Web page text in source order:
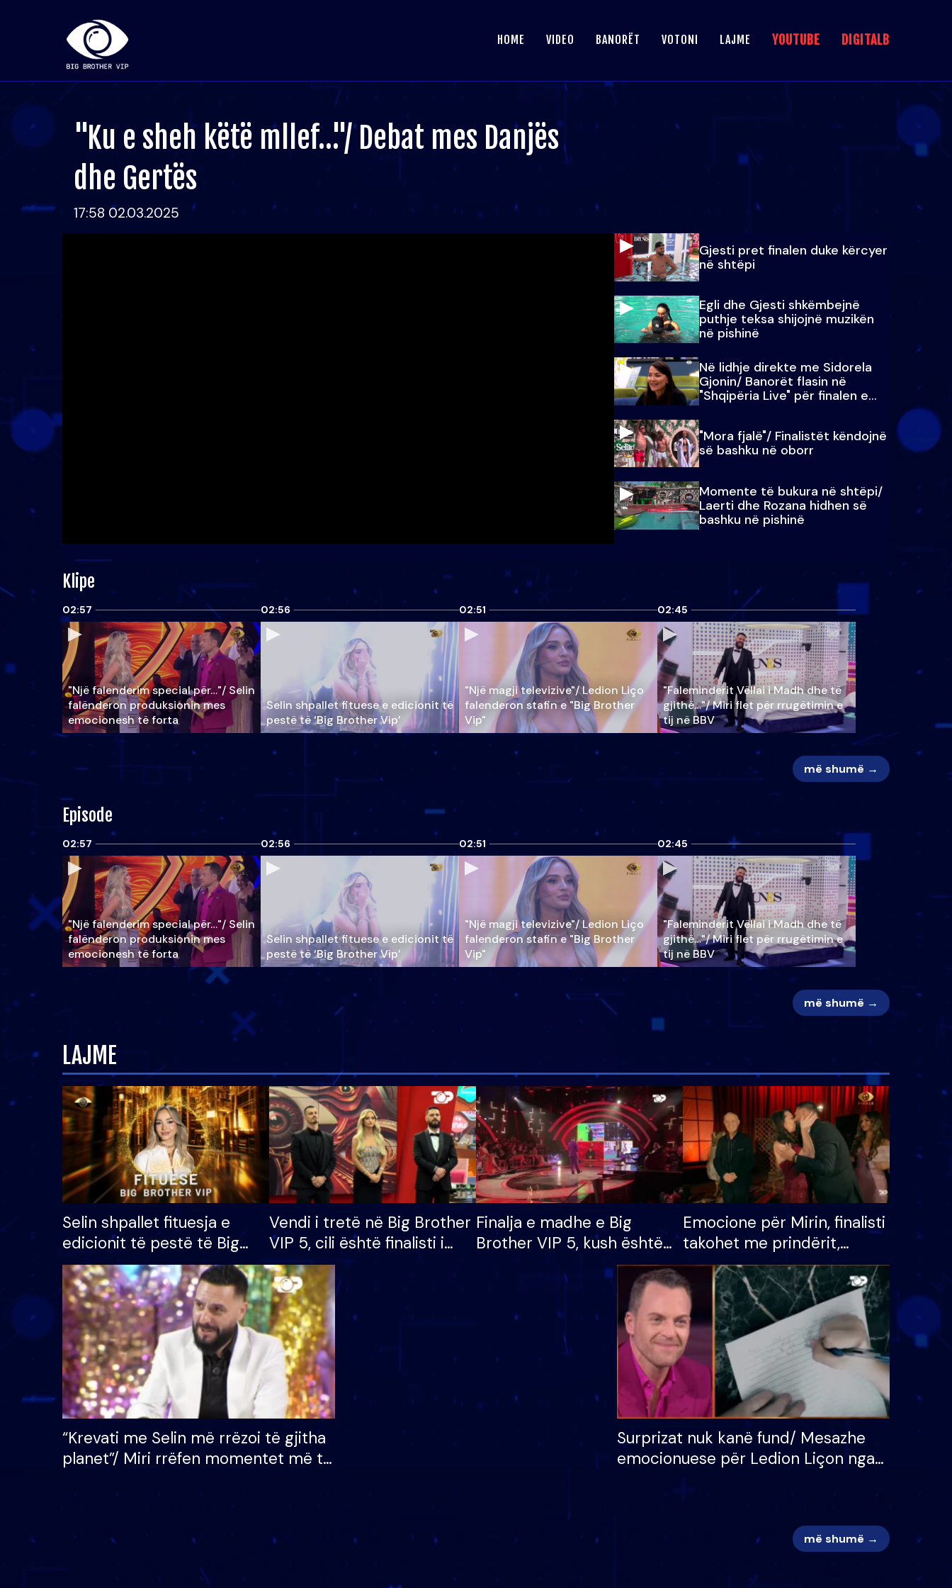
HOME VIDEO BANORËT VOTONI LAJME YOUTUBE DIGITALB
"Ku e sheh këtë mllef…"/ Debat mes Danjës
dhe Gertës
17:58 02.03.2025
Gjesti pret finalen duke kërcyer
në shtëpi
Egli dhe Gjesti shkëmbejnë
puthje teksa shijojnë muzikën
në pishinë
Në lidhje direkte me Sidorela
Gjonin/ Banorët flasin në
"Shqipëria Live" për finalen e
madhe
"Mora fjalë"/ Finalistët këndojnë
së bashku në oborr
Momente të bukura në shtëpi/
Laerti dhe Rozana hidhen së
bashku në pishinë
Klipe
02:57
"Një falenderim special për…"/ Selin
falënderon produksionin mes
emocionesh të forta
02:56
Selin shpallet fituese e edicionit të
pestë të ‘Big Brother Vip’
02:51
"Një magji televizive"/ Ledion Liço
falenderon stafin e "Big Brother
Vip"
02:45
"Faleminderit Vëllai i Madh dhe të
gjithë…"/ Miri flet për rrugëtimin e
tij në BBV
më shumë →
Episode
02:57
"Një falenderim special për…"/ Selin
falënderon produksionin mes
emocionesh të forta
02:56
Selin shpallet fituese e edicionit të
pestë të ‘Big Brother Vip’
02:51
"Një magji televizive"/ Ledion Liço
falenderon stafin e "Big Brother
Vip"
02:45
"Faleminderit Vëllai i Madh dhe të
gjithë…"/ Miri flet për rrugëtimin e
tij në BBV
më shumë →
LAJME
Selin shpallet fituesja e
edicionit të pestë të Big
Brother VIP, rrëmben
çmimin e madh prej 100
mijë eurosh
Vendi i tretë në Big Brother
VIP 5, cili është finalisti i
radhës që lë shtëpinë
Finalja e madhe e Big
Brother VIP 5, kush është
banori i parë që lë shtëpinë
dhe humb mundësinë për
të fituar çmimin e madh
Emocione për Mirin, finalisti
takohet me prindërit,
vajzën dhe bashkëshorten:
S’kemi ndonjë letër divorci
apo jo?
“Krevati me Selin më rrëzoi të gjitha
planet”/ Miri rrëfen momentet më të
mungojë zilja e mëngjesit kur…
Surprizat nuk kanë fund/ Mesazhe
emocionuese për Ledion Liçon nga
më shumë →